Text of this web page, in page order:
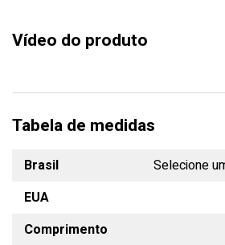
Vídeo do produto
Tabela de medidas
Brasil
EUA
Comprimento
Selecione